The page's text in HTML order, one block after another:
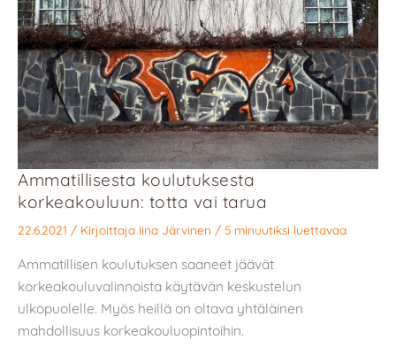
Ammatillisesta koulutuksesta
korkeakouluun: totta vai tarua
22.6.2021 / Kirjoittaja Iina Järvinen / 5 minuutiksi luettavaa
Ammatillisen koulutuksen saaneet jäävät
korkeakouluvalinnoista käytävän keskustelun
ulkopuolelle. Myös heillä on oltava yhtäläinen
mahdollisuus korkeakouluopintoihin.